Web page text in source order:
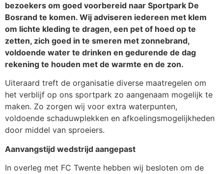
bezoekers om goed voorbereid naar Sportpark De
Bosrand te komen. Wij adviseren iedereen met klem
om lichte kleding te dragen, een pet of hoed op te
zetten, zich goed in te smeren met zonnebrand,
voldoende water te drinken en gedurende de dag
rekening te houden met de warmte en de zon.
Uiteraard treft de organisatie diverse maatregelen om
het verblijf op ons sportpark zo aangenaam mogelijk te
maken. Zo zorgen wij voor extra waterpunten,
voldoende schaduwplekken en afkoelingsmogelijkheden
door middel van sproeiers.
Aanvangstijd wedstrijd aangepast
In overleg met FC Twente hebben wij besloten om de